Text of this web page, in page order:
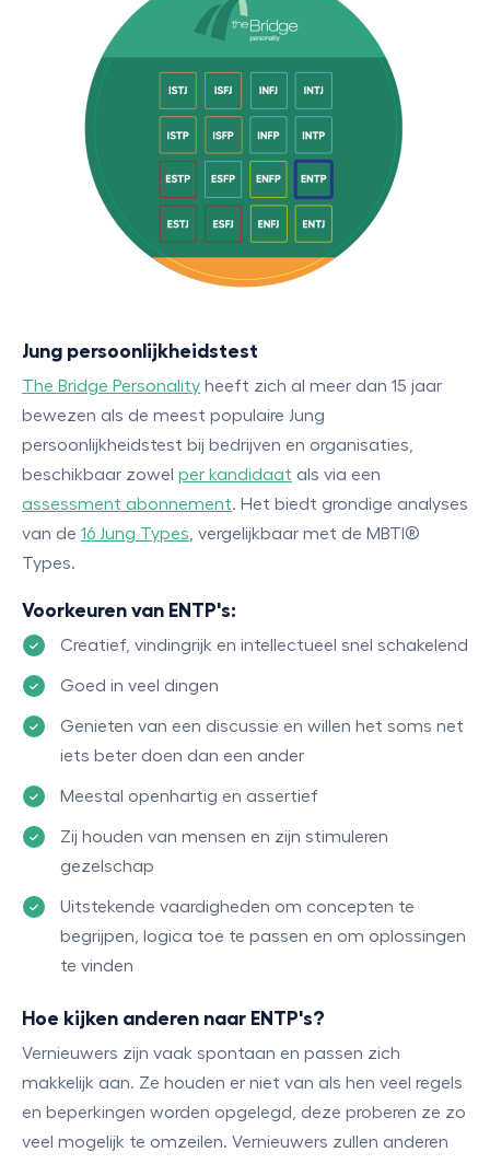
Jung persoonlijkheidstest
The Bridge Personality heeft zich al meer dan 15 jaar
bewezen als de meest populaire Jung
persoonlijkheidstest bij bedrijven en organisaties,
beschikbaar zowel per kandidaat als via een
assessment abonnement. Het biedt grondige analyses
van de 16 Jung Types , vergelijkbaar met de MBTI®
Types.
Voorkeuren van ENTP's:
Creatief, vindingrijk en intellectueel snel schakelend
Goed in veel dingen
Genieten van een discussie en willen het soms net
iets beter doen dan een ander
Meestal openhartig en assertief
Zij houden van mensen en zijn stimuleren
gezelschap
Uitstekende vaardigheden om concepten te
begrijpen, logica toe te passen en om oplossingen
te vinden
Hoe kijken anderen naar ENTP's?
Vernieuwers zijn vaak spontaan en passen zich
makkelijk aan. Ze houden er niet van als hen veel regels
en beperkingen worden opgelegd, deze proberen ze zo
veel mogelijk te omzeilen. Vernieuwers zullen anderen